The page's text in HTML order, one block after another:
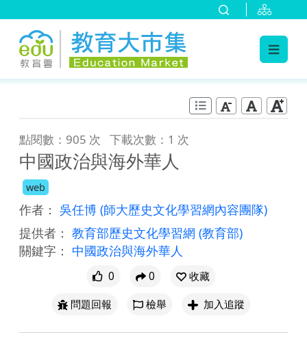
點閱數：905 次 下載次數：1 次
中國政治與海外華人
web
作者： 吳任博 (師大歷史文化學習網內容團隊)
提供者： 教育部歷史文化學習網 (教育部)
關鍵字： 中國政治與海外華人
0 0
收藏
問題回報
檢舉 加入追蹤